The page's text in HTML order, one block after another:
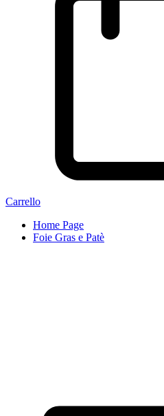
Carrello
Home Page
Foie Gras e Patè